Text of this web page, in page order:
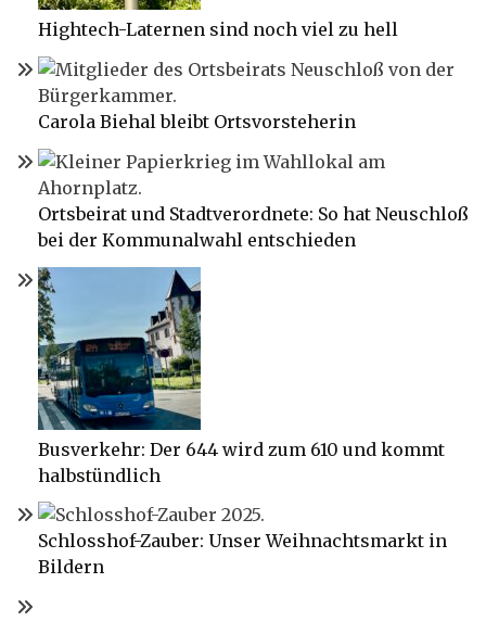
Hightech-Laternen sind noch viel zu hell
Carola Biehal bleibt Ortsvorsteherin
Ortsbeirat und Stadtverordnete: So hat Neuschloß
bei der Kommunalwahl entschieden
Busverkehr: Der 644 wird zum 610 und kommt
halbstündlich
Schlosshof-Zauber: Unser Weihnachtsmarkt in
Bildern